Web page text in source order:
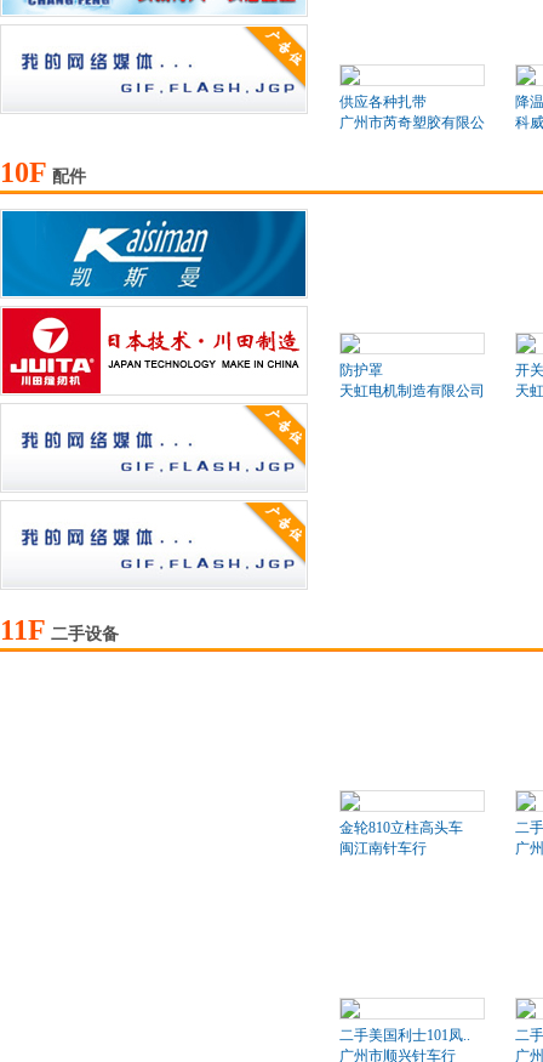
供应各种扎带
广州市芮奇塑胶有限公司
降
科
10F 配件
防护罩
天虹电机制造有限公司
开关
天
11F 二手设备
金轮810立柱高头车
闽江南针车行
二
广
二手美国利士101凤..
广州市顺兴针车行
二
广